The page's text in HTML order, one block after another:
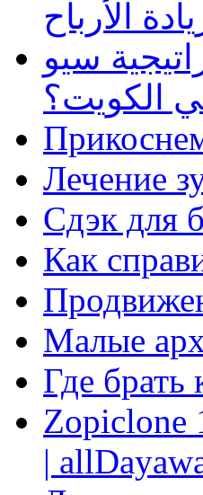
الأرباح
سيو
الكويت؟
Лечение
Сдэк для
Как
Малые
Где брать
Zopiclone
|